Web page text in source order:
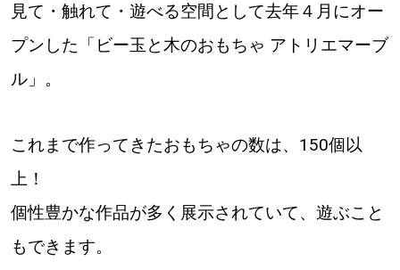
深める
LOCAL
all
札幌
見て・触れて・遊べる空間として去年４月にオー
プンした「ビー玉と木のおもちゃ アトリエマーブ
ル」。
これまで作ってきたおもちゃの数は、150個以
上！
個性豊かな作品が多く展示されていて、遊ぶこと
もできます。